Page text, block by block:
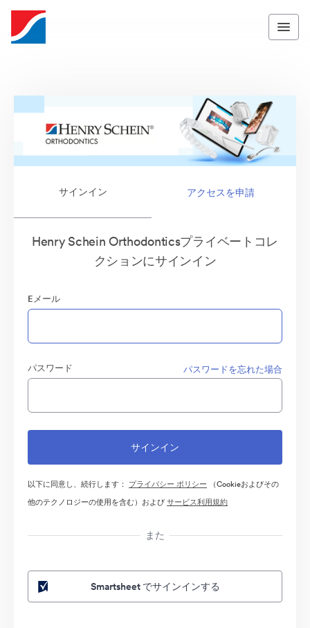
サインイン アクセスを申請
Henry Schein Orthodonticsプライベートコレ
クションにサインイン
Eメール
パスワード パスワードを忘れた場合
以下に同意し、続行します： プライバシー ポリシー （Cookieおよびその
他のテクノロジーの使用を含む）およびサービス利用規約
また
Smartsheet でサインインする